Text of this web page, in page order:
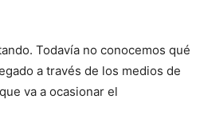
Todavía no conocemos qué
a través de los medios de
va a ocasionar el